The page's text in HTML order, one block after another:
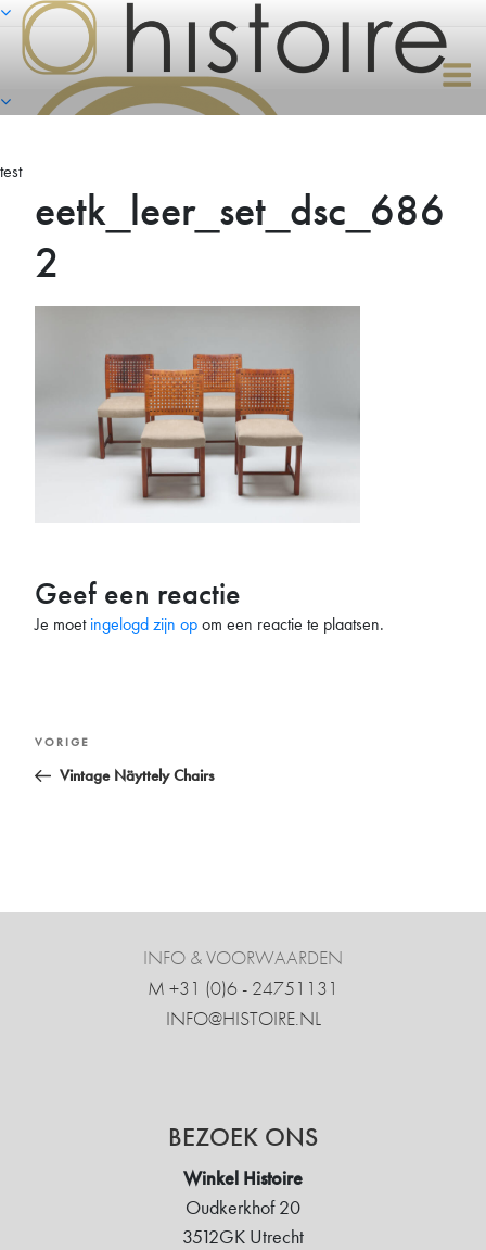
Naar
inhoud
springen
test
eetk_leer_set_dsc_686
2
Geef een reactie
Je moetingelogd zijn opom een reactie te plaatsen.
Bericht
navigatie
Vorig
bericht
VORIGE
Vintage Näyttely Chairs
INFO & VOORWAARDEN
M +31 ‍(0)6 - 24751131
INFO@HISTOIRE.NL
BEZOEK ONS
Winkel Histoire
Oudkerkhof 20
3512GK Utrecht